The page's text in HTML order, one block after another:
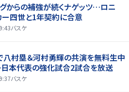
からの補強が続くナゲッツ…ロニ
ー四世と1年契約に合意
バスケ
八村塁＆河村勇輝の共演を無料生中
本代表の強化試合2試合を放送
バスケ